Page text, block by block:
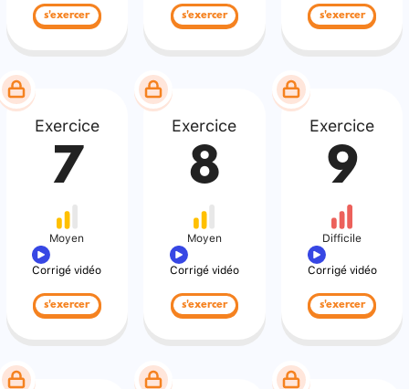
s'exercer s'exercer s'exercer
Exercice
7
Moyen
Corrigé vidéo
s'exercer
Exercice
8
Moyen
Corrigé vidéo
s'exercer
Exercice
9
Difficile
Corrigé vidéo
s'exercer